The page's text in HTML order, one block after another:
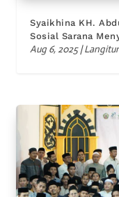
Syaikhina KH.
Sosial Sarana
Aug 6, 2025|